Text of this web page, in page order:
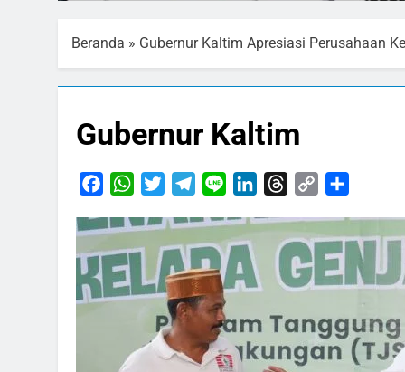
Beranda » Gubernur Kaltim Apresiasi Perusahaan
Gubernur Kaltim
FacebookWhatsApp
TwitterTelegram
Line LinkedInThreads
Copy